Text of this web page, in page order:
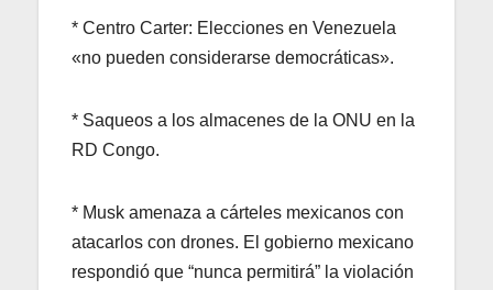
* Centro Carter: Elecciones en Venezuela
«no pueden considerarse democráticas».
* Saqueos a los almacenes de la ONU en la
RD Congo.
* Musk amenaza a cárteles mexicanos con
atacarlos con drones. El gobierno mexicano
respondió que “nunca permitirá” la violación